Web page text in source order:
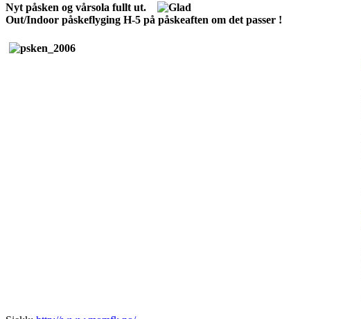
Nyt påsken og vårsola fullt ut.
Out/Indoor påskeflyging H-5 på påskeaften om det passer !